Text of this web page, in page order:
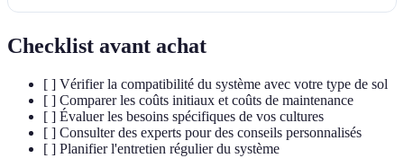
Checklist avant achat
[ ] Vérifier la compatibilité du système avec votre type de sol
[ ] Comparer les coûts initiaux et coûts de maintenance
[ ] Évaluer les besoins spécifiques de vos cultures
[ ] Consulter des experts pour des conseils personnalisés
[ ] Planifier l'entretien régulier du système